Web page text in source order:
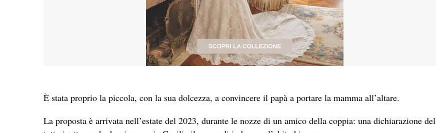
È stata proprio la piccola, con la sua dolcezza, a convincere il papà a portare la mamma all’altare.
La proposta è arrivata nell’estate del 2023, durante le nozze di un amico della coppia: una dichiarazione del